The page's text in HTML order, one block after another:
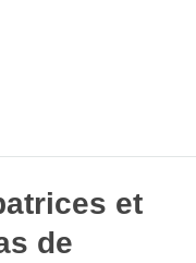
et
de